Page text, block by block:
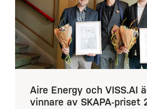
Aire Energy och VISS.AI
vinnare av SKAPA-priset